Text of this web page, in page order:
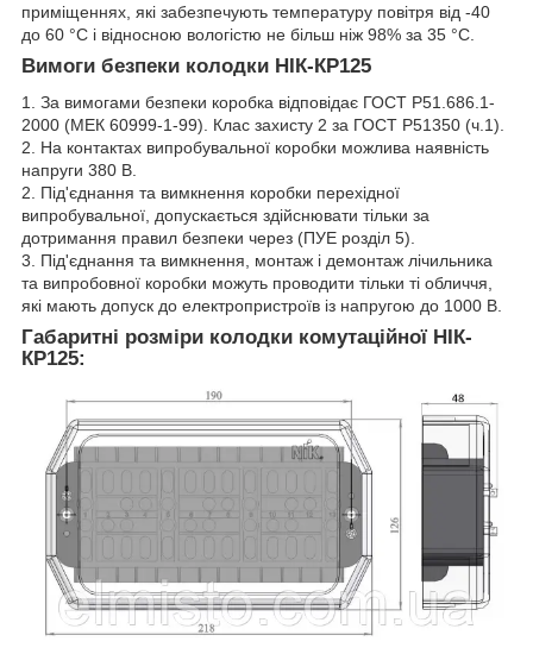
приміщеннях, які забезпечують температуру повітря від -40
до 60 °C і відносною вологістю не більш ніж 98% за 35 °C.
Вимоги безпеки колодки НІК-КР125
1. За вимогами безпеки коробка відповідає ГОСТ Р51.686.1-
2000 (МЕК 60999-1-99). Клас захисту 2 за ГОСТ Р51350 (ч.1).
2. На контактах випробувальної коробки можлива наявність
напруги 380 В.
2. Під'єднання та вимкнення коробки перехідної
випробувальної, допускається здійснювати тільки за
дотримання правил безпеки через (ПУЕ розділ 5).
3. Під'єднання та вимкнення, монтаж і демонтаж лічильника
та випробовної коробки можуть проводити тільки ті обличчя,
які мають допуск до електропристроїв із напругою до 1000 В.
Габаритні розміри колодки комутаційної НІК-
КР125: